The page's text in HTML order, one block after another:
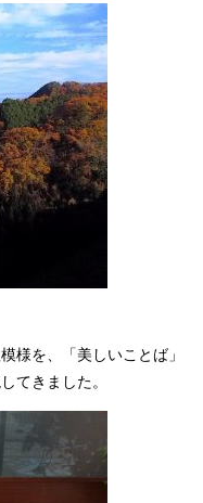
様を、「美しいことば」
てきました。